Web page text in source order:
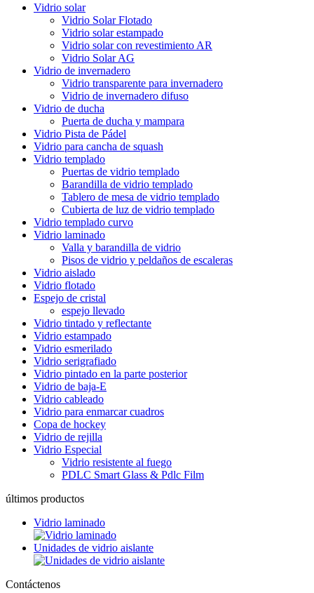
Vidrio solar
Vidrio Solar Flotado
Vidrio solar estampado
Vidrio solar con revestimiento AR
Vidrio Solar AG
Vidrio de invernadero
Vidrio transparente para invernadero
Vidrio de invernadero difuso
Vidrio de ducha
Puerta de ducha y mampara
Vidrio Pista de Pádel
Vidrio para cancha de squash
Vidrio templado
Puertas de vidrio templado
Barandilla de vidrio templado
Tablero de mesa de vidrio templado
Cubierta de luz de vidrio templado
Vidrio templado curvo
Vidrio laminado
Valla y barandilla de vidrio
Pisos de vidrio y peldaños de escaleras
Vidrio aislado
Vidrio flotado
Espejo de cristal
espejo llevado
Vidrio tintado y reflectante
Vidrio estampado
Vidrio esmerilado
Vidrio serigrafiado
Vidrio pintado en la parte posterior
Vidrio de baja-E
Vidrio cableado
Vidrio para enmarcar cuadros
Copa de hockey
Vidrio de rejilla
Vidrio Especial
Vidrio resistente al fuego
PDLC Smart Glass & Pdlc Film
últimos productos
Vidrio laminado
Unidades de vidrio aislante
Contáctenos